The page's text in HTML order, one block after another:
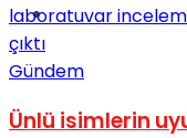
Tatil
Gündem
Ünlü isimlerin